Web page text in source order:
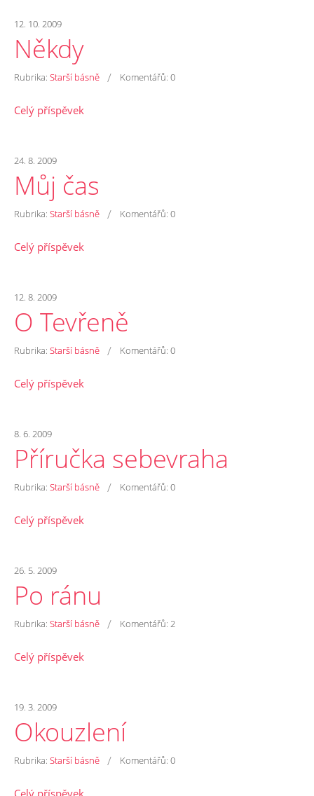
12. 10. 2009
Někdy
Rubrika: Starší básně / Komentářů: 0
Celý příspěvek
24. 8. 2009
Můj čas
Rubrika: Starší básně / Komentářů: 0
Celý příspěvek
12. 8. 2009
O Tevřeně
Rubrika: Starší básně / Komentářů: 0
Celý příspěvek
8. 6. 2009
Příručka sebevraha
Rubrika: Starší básně / Komentářů: 0
Celý příspěvek
26. 5. 2009
Po ránu
Rubrika: Starší básně / Komentářů: 2
Celý příspěvek
19. 3. 2009
Okouzlení
Rubrika: Starší básně / Komentářů: 0
Celý příspěvek